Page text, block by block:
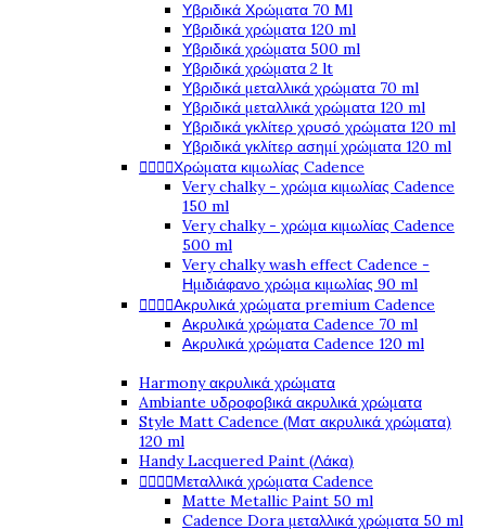
Υβριδικά Χρώματα 70 Ml
Υβριδικά χρώματα 120 ml
Υβριδικά χρώματα 500 ml
Υβριδικά χρώματα 2 lt
Υβριδικά μεταλλικά χρώματα 70 ml
Υβριδικά μεταλλικά χρώματα 120 ml
Υβριδικά γκλίτερ χρυσό χρώματα 120 ml
Υβριδικά γκλίτερ ασημί χρώματα 120 ml
Χρώματα κιμωλίας Cadence
Very chalky - χρώμα κιμωλίας Cadence
150 ml
Very chalky - χρώμα κιμωλίας Cadence
500 ml
Very chalky wash effect Cadence -
Ημιδιάφανο χρώμα κιμωλίας 90 ml
Ακρυλικά χρώματα premium Cadence
Ακρυλικά χρώματα Cadence 70 ml
Ακρυλικά χρώματα Cadence 120 ml
Harmony ακρυλικά χρώματα
Ambiante υδροφοβικά ακρυλικά χρώματα
Style Matt Cadence (Ματ ακρυλικά χρώματα)
120 ml
Handy Lacquered Paint (Λάκα)
Μεταλλικά χρώματα Cadence
Matte Metallic Paint 50 ml
Cadence Dora μεταλλικά χρώματα 50 ml